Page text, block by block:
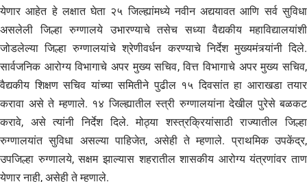
येणार आहेत हे लक्षात घेता २५ जिल्ह्यांमध्ये नवीन अद्ययावत आणि सर्व सुविधा
असलेली जिल्हा रुग्णालये उभारण्याचे तसेच सध्या वैद्यकीय महाविद्यालयांशी
जोडलेल्या जिल्हा रुग्णालयांचे श्रेणीवर्धन करण्याचे निर्देश मुख्यमंत्र्यांनी दिले.
सार्वजनिक आरोग्य विभागाचे अपर मुख्य सचिव, वित्त विभागाचे अपर मुख्य सचिव,
वैद्यकीय शिक्षण सचिव यांच्या समितीने पुढील १५ दिवसांत हा आराखडा तयार
करावा असे ते म्हणाले. १४ जिल्ह्यातील स्त्री रुग्णालयांना देखील पुरेसे बळकट
करावे, असे त्यांनी निर्देश दिले. मोठ्या शस्त्रक्रियांसाठी राज्यातील जिल्हा
रुग्णालयांत सुविधा असल्या पाहिजेत, असेही ते म्हणाले. प्राथमिक उपकेंद्र,
उपजिल्हा रुग्णालये, सक्षम झाल्यास शहरातील शासकीय आरोग्य यंत्रणांवर ताण
येणार नाही, असेही ते म्हणाले.